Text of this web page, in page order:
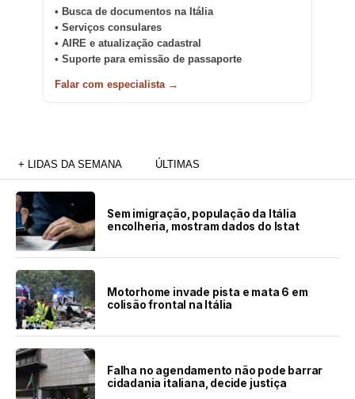
• Busca de documentos na Itália
• Serviços consulares
• AIRE e atualização cadastral
• Suporte para emissão de passaporte
Falar com especialista →
+ LIDAS DA SEMANA ÚLTIMAS
Sem imigração, população da Itália
encolheria, mostram dados do Istat
Motorhome invade pista e mata 6 em
colisão frontal na Itália
Falha no agendamento não pode barrar
cidadania italiana, decide justiça